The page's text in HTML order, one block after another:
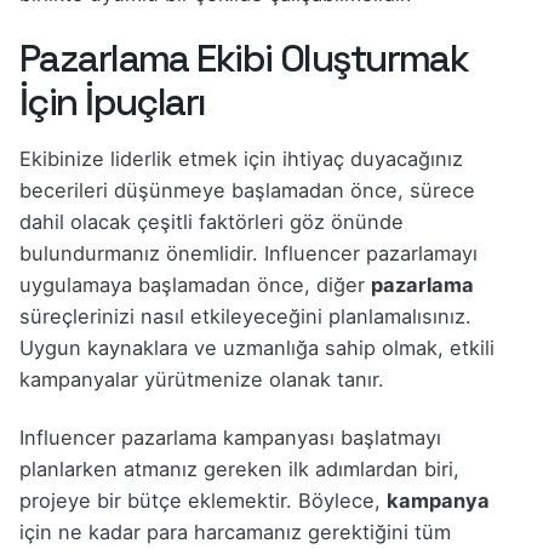
Pazarlama Ekibi Oluşturmak
İçin İpuçları
Ekibinize liderlik etmek için ihtiyaç duyacağınız
becerileri düşünmeye başlamadan önce, sürece
dahil olacak çeşitli faktörleri göz önünde
bulundurmanız önemlidir. Influencer pazarlamayı
uygulamaya başlamadan önce, diğer pazarlama
süreçlerinizi nasıl etkileyeceğini planlamalısınız.
Uygun kaynaklara ve uzmanlığa sahip olmak, etkili
kampanyalar yürütmenize olanak tanır.
Influencer pazarlama kampanyası başlatmayı
planlarken atmanız gereken ilk adımlardan biri,
projeye bir bütçe eklemektir. Böylece, kampanya
için ne kadar para harcamanız gerektiğini tüm